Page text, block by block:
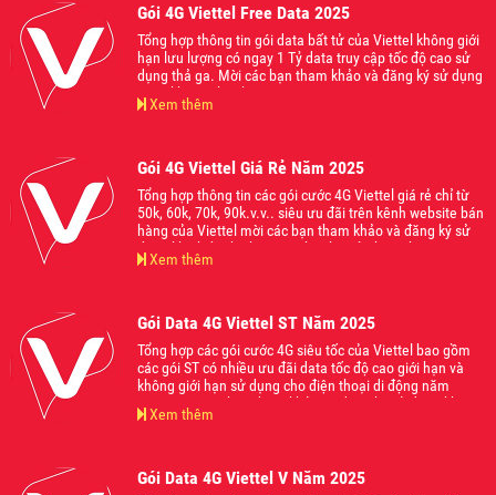
Gói 4G Viettel Free Data 2025
Tổng hợp thông tin gói data bất tử của Viettel không giới
hạn lưu lượng có ngay 1 Tỷ data truy cập tốc độ cao sử
dụng thả ga. Mời các bạn tham khảo và đăng ký sử dụng
ngay khi có nhu cầu.
Xem thêm
Gói 4G Viettel Giá Rẻ Năm 2025
Tổng hợp thông tin các gói cước 4G Viettel giá rẻ chỉ từ
50k, 60k, 70k, 90k.v.v.. siêu ưu đãi trên kênh website bán
hàng của Viettel mời các bạn tham khảo và đăng ký sử
dụng khi thấy phù hợp với nhu cầu của bạn nhé.
Xem thêm
Gói Data 4G Viettel ST Năm 2025
Tổng hợp các gói cước 4G siêu tốc của Viettel bao gồm
các gói ST có nhiều ưu đãi data tốc độ cao giới hạn và
không giới hạn sử dụng cho điện thoại di động năm
2025. Mời các bạn tham khảo và đăng ký sử dụng khi
thấy phù hợp với nhu cầu của mình nhé.
Xem thêm
Gói Data 4G Viettel V Năm 2025